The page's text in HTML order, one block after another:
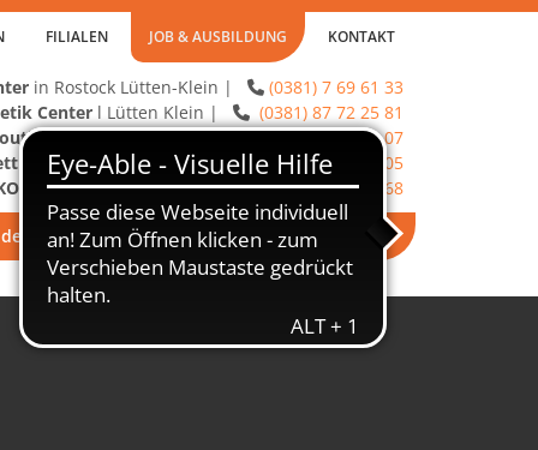
FILIALEN JOB & AUSBILDUNG KONTAKT
in Rostock Lütten-Klein |  (0381) 7 69 61 33
Centerl Lütten Klein |  (0381) 87 72 25 81
Rostock Lütten-Klein |
(0381) 71 41 07
in Rostock Lichtenhagen |  (0381) 7 99 85 05
in Rostock Evershagen | (0381) 38 34 22 68
Fußpflege, Kosmetik und beim Friseur :)